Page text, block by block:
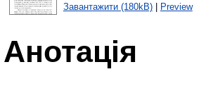
Завантажити (180kB)| Preview
Анотація